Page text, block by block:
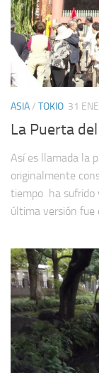
ASIA/ TOKIO 31
La Puerta
Así es llamada la
originalmente
tiempo ha sufrido
última versión fue